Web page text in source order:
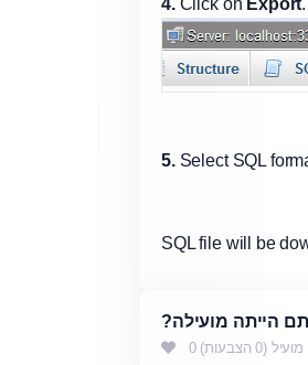
4. Click on Export.
5. Select SQL
SQL file will be
הייתה מועילה
הצבעות)